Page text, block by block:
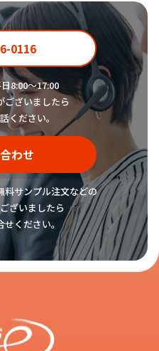
0116
8:00〜17:00
ございましたら
ください。
わせ
料サンプル注文などの
ざいましたら
ください。